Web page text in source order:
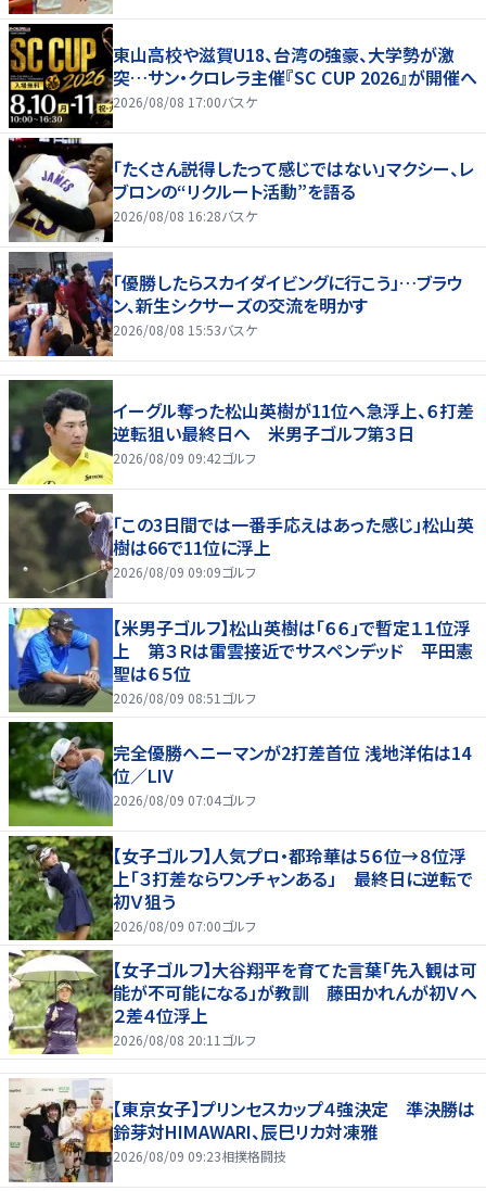
東山高校や滋賀U18、台湾の強豪、大学勢が激
突…サン・クロレラ主催『SC CUP 2026』が開催へ
2026/08/08 17:00バスケ
「たくさん説得したって感じではない」マクシー、レ
ブロンの“リクルート活動”を語る
2026/08/08 16:28バスケ
「優勝したらスカイダイビングに行こう」…ブラウ
ン、新生シクサーズの交流を明かす
2026/08/08 15:53バスケ
イーグル奪った松山英樹が11位へ急浮上、６打差
逆転狙い最終日へ 米男子ゴルフ第３日
2026/08/09 09:42ゴルフ
「この3日間では一番手応えはあった感じ」松山英
樹は66で11位に浮上
2026/08/09 09:09ゴルフ
【米男子ゴルフ】松山英樹は「６６」で暫定１１位浮
上 第３Ｒは雷雲接近でサスペンデッド 平田憲
聖は６５位
2026/08/09 08:51 ゴルフ
完全優勝へニーマンが2打差首位 浅地洋佑は14
位／LIV
2026/08/09 07:04ゴルフ
【女子ゴルフ】人気プロ・都玲華は５６位→８位浮
上「３打差ならワンチャンある」 最終日に逆転で
初Ｖ狙う
2026/08/09 07:00ゴルフ
【女子ゴルフ】大谷翔平を育てた言葉「先入観は可
能が不可能になる」が教訓 藤田かれんが初Ｖへ
２差４位浮上
2026/08/08 20:11 ゴルフ
【東京女子】プリンセスカップ４強決定 準決勝は
鈴芽対HIMAWARI、辰巳リカ対凍雅
2026/08/09 09:23相撲格闘技